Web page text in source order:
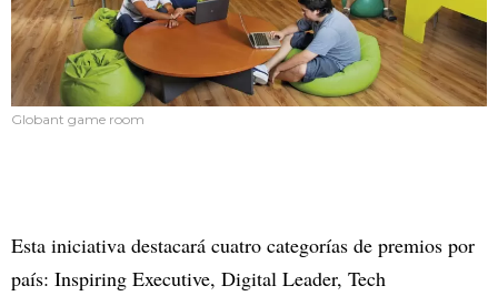
Globant game room
Esta iniciativa destacará cuatro categorías de premios por
país: Inspiring Executive, Digital Leader, Tech